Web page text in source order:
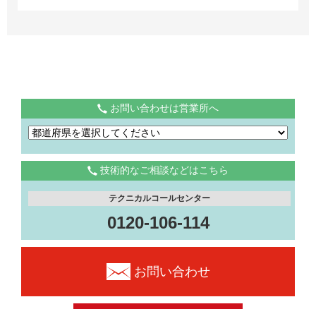
お問い合わせは営業所へ
技術的なご相談などはこちら
テクニカルコールセンター
0120-106-114
お問い合わせ